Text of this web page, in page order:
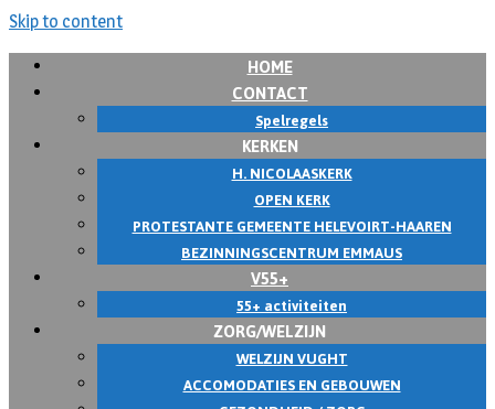
Skip to content
HOME
CONTACT
Spelregels
KERKEN
H. NICOLAASKERK
OPEN KERK
PROTESTANTE GEMEENTE HELEVOIRT-HAAREN
BEZINNINGSCENTRUM EMMAUS
V55+
55+ activiteiten
ZORG/WELZIJN
WELZIJN VUGHT
ACCOMODATIES EN GEBOUWEN